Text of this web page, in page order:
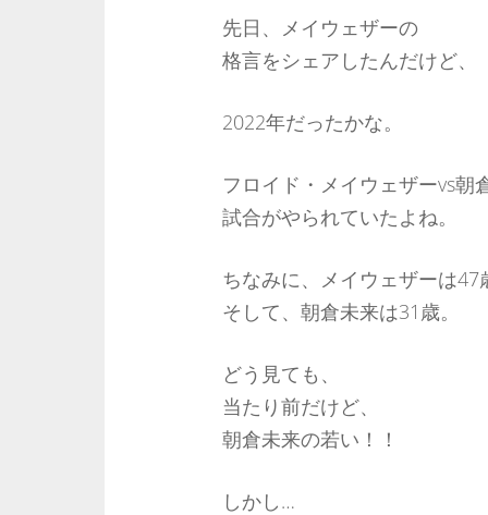
先日、メイウェザーの
格言をシェアしたんだけど、
2022年だったかな。
フロイド・メイウェザーvs朝
試合がやられていたよね。
ちなみに、メイウェザーは47
そして、朝倉未来は31歳。
どう見ても、
当たり前だけど、
朝倉未来の若い！！
しかし…